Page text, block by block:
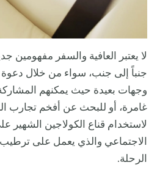
لا يعتبر العافية والسفر مفهومين
جنباً إلى جنب، سواء من خلال دعوة
وجهات بعيدة حيث يمكنهم
غامرة، أو للبحث عن أفخم تجارب
لاستخدام قناع الكولاجين الشهير
الاجتماعي والذي يعمل على ترطيب
الرحلة.